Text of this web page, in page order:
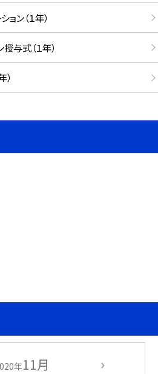
ン（１年）
与式（１年）
年11月